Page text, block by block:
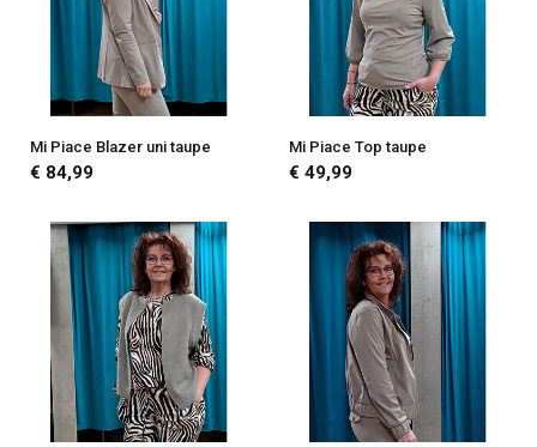
Mi Piace Blazer uni taupe
€ 84,99
Mi Piace Top taupe
€ 49,99